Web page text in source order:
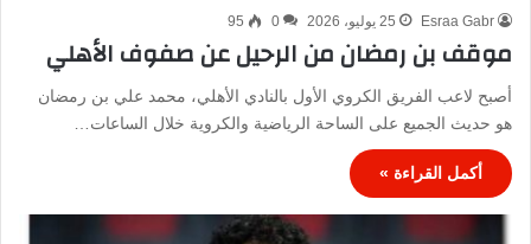
Esraa Gabr 25 يوليو، 2026 0
95
موقف بن رمضان من الرحيل عن صفوف الأهلي
أصبح لاعب الفريق الكروي الأول بالنادي الأهلي، محمد علي بن رمضان
هو حديث الجميع على الساحة الرياضية والكروية خلال الساعات…
أكمل القراءة »